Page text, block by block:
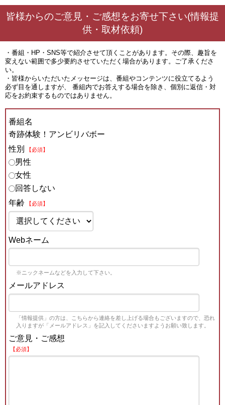
皆様からのご意見・ご感想をお寄せ下さい(情報提
供・取材依頼)
・番組・HP・SNS等で紹介させて頂くことがあります。その際、趣旨を
変えない範囲で多少要約させていただく場合があります。ご了承くださ
い。
・皆様からいただいたメッセージは、番組やコンテンツに役立てるよう
必ず目を通しますが、 番組内でお答えする場合を除き、個別に返信・対
応をお約束するものではありません。
番組名
奇跡体験！アンビリバボー
性別
【必須】
男性
女性
回答しない
年齢
【必須】
Webネーム
※ニックネームなどを入力して下さい。
メールアドレス
「情報提供」の方は、こちらから連絡を差し上げる場合もございますので、恐れ
入りますが「メールアドレス」を記入してくださいますようお願い致します。
ご意見・ご感想
【必須】